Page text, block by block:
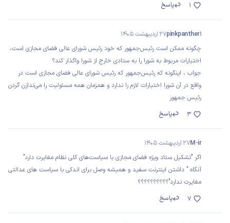
پاسخ
1
pinkpanther127 اردیبهشت 1405
چگونه ممکن است رئیس‌جمهور که خود رئیس شورای عالی فضای مجازی است،
اختیارات مربوط به شورا را به ستادی خارج از شورا واگذار کند؟
جواب ، اینگونه که رئیس‌جمهور که رئیس شورای عالی فضای مجازی است در
واقع در آن شورا اختیارات لازم را ندارد و همزمان همه مسئولیت را می‌ندازن گردن
رئیس جمهور
پاسخ
3
M-ir27 اردیبهشت 1405
اگر "تشکیل ستاد ویژه فضای مجازی با سیاست‌های کلی نظام مغایرت دارد"
آنگاه " داشتن اینترنت سفید و همیشه وصل برای اندکی با سیاست های عدالتی
مغایرت ندارد"؟؟؟؟؟؟؟؟؟؟
پاسخ
7